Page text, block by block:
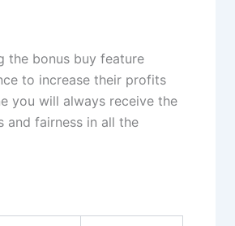
the bonus buy feature
to increase their profits
you will always receive the
and fairness in all the